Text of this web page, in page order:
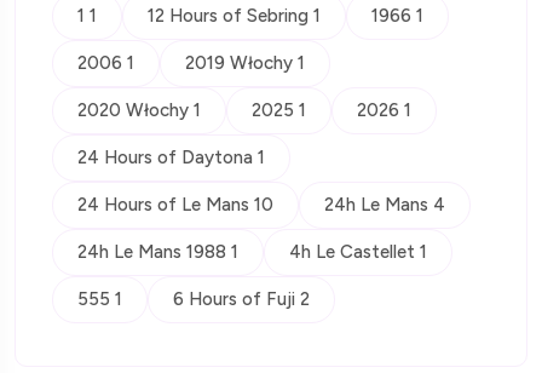
1 1 12 Hours of Sebring 1 1966 1
2006 1 2019 Włochy 1
2020 Włochy 1 2025 1 2026 1
24 Hours of Daytona 1
24 Hours of Le Mans 10 24h Le Mans 4
24h Le Mans 1988 1 4h Le Castellet 1
555 1 6 Hours of Fuji 2